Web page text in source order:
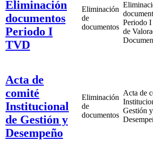
Eliminación
documentos
Periodo I
TVD
Eliminación
de
documentos
Periodo I
de
Acta de
comité
Institucional
de Gestión y
Desempeño
Eliminación
de
documentos
Acta de
Gestión y